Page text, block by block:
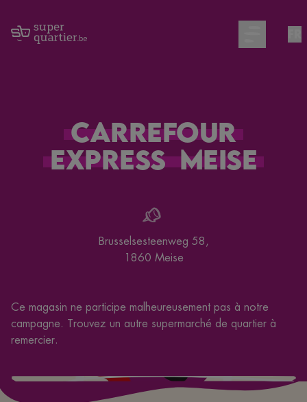
Open main
Carrefour
Express Meise
Brusselsesteenweg 58,
1860 Meise
Ce magasin ne participe malheureusement pas à notre
campagne. Trouvez un autre supermarché de quartier à
remercier.